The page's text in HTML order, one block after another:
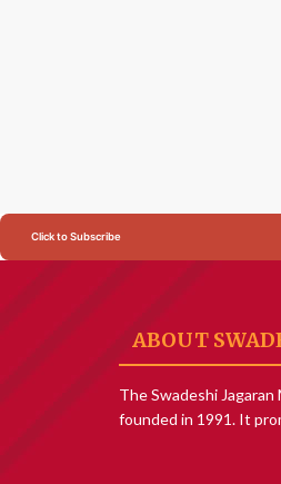
Click to Subscribe
ABOUT
The Swadeshi
founded in 1991. It